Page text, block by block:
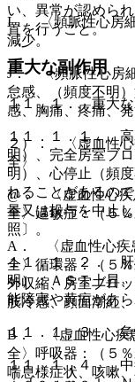
I． 〈頻脈性心房
減少。
J． 〈頻脈性心房
怠感、（頻度不明
感、胸痛、疼痛、発
２）． 〈虚血性心
全〉
@． 〈虚血性心疾
全〉過敏症：（５
A． 〈虚血性心疾
全〉循環器：（５
外収縮、房室ブロ
肢冷感、顔面潮紅
B． 〈虚血性心疾
全〉呼吸器：（５
喘息様症状、咳嗽
い、異常が認めら
置を行うこと。
重大な副作用
１１．１． 重大な
１１．１．１． 高
明）、完全房室ブ
明）、心停止（頻
れることがあるの
量又は投与を中止
照〕。
１１．１．２． 肝
明）：ＡＳＴ上昇
能障害や黄疸があ
１１．１．３． 急
１１．１．４． 中